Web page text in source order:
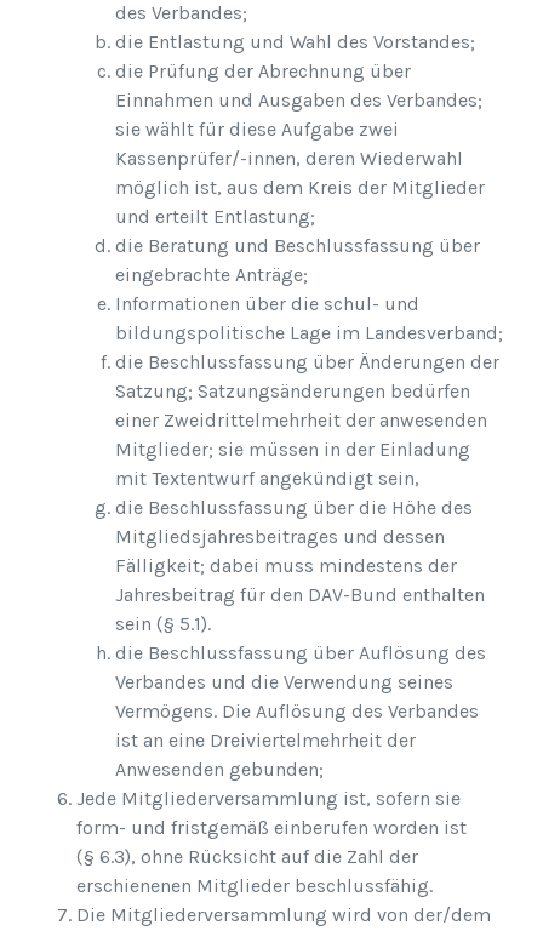
des Verbandes;
die Entlastung und Wahl des Vorstandes;
die Prüfung der Abrechnung über
Einnahmen und Ausgaben des Verbandes;
sie wählt für diese Aufgabe zwei
Kassenprüfer/-innen, deren Wiederwahl
möglich ist, aus dem Kreis der Mitglieder
und erteilt Entlastung;
die Beratung und Beschlussfassung über
eingebrachte Anträge;
Informationen über die schul- und
bildungspolitische Lage im Landesverband;
die Beschlussfassung über Änderungen der
Satzung; Satzungsänderungen bedürfen
einer Zweidrittelmehrheit der anwesenden
Mitglieder; sie müssen in der Einladung
mit Textentwurf angekündigt sein,
die Beschlussfassung über die Höhe des
Mitgliedsjahresbeitrages und dessen
Fälligkeit; dabei muss mindestens der
Jahresbeitrag für den DAV-Bund enthalten
sein (§ 5.1).
die Beschlussfassung über Auflösung des
Verbandes und die Verwendung seines
Vermögens. Die Auflösung des Verbandes
ist an eine Dreiviertelmehrheit der
Anwesenden gebunden;
Jede Mitgliederversammlung ist, sofern sie
form- und fristgemäß einberufen worden ist
(§ 6.3), ohne Rücksicht auf die Zahl der
erschienenen Mitglieder beschlussfähig.
Die Mitgliederversammlung wird von der/dem